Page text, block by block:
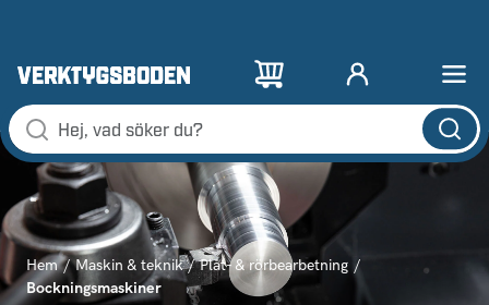
Hem Maskin & teknik Plåt- & rörbearbetning
Bockningsmaskiner